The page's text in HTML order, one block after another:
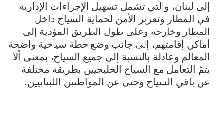
إلى لبنان، والتي تشمل تسهيل الإجراءات الإدارية
في المطار وتعزيز الأمن لحماية السياح داخل
المطار وخارجه وعلى طول الطريق المؤدية إلى
أماكن إقامتهم، إلى جانب وضع خطة سياحية واضحة
المعالم وعادلة بالنسبة إلى جميع السياح، بمعنى ألا
يتمّ التعامل مع السياح الخليجيين بطريقة مختلفة
عن باقي السياح وحتى عن المواطنين اللبنانيين.